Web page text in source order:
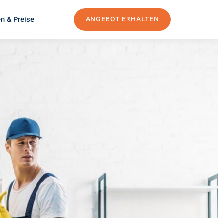
& Preise ANGEBOT ERHALTEN